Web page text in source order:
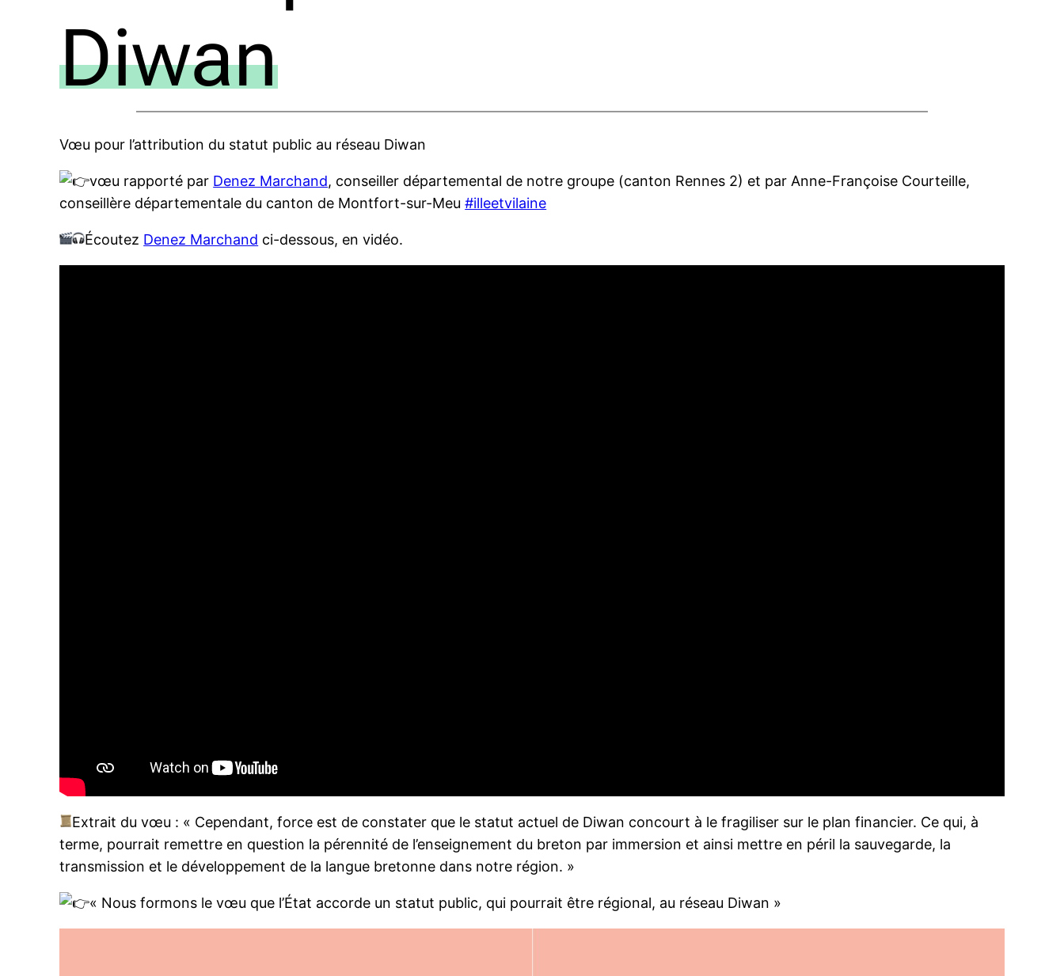
Diwan
Vœu pour l’attribution du statut public au réseau Diwan
vœu rapporté par Denez Marchand, conseiller départemental de notre groupe (canton Rennes 2) et par Anne-Françoise Courteille,
conseillère départementale du canton de Montfort-sur-Meu#illeetvilaine
Écoutez Denez Marchand ci-dessous, en vidéo.
Extrait du vœu : « Cependant, force est de constater que le statut actuel de Diwan concourt à le fragiliser sur le plan financier. Ce qui, à
terme, pourrait remettre en question la pérennité de l’enseignement du breton par immersion et ainsi mettre en péril la sauvegarde, la
transmission et le développement de la langue bretonne dans notre région. »
« Nous formons le vœu que l’État accorde un statut public, qui pourrait être régional, au réseau Diwan »